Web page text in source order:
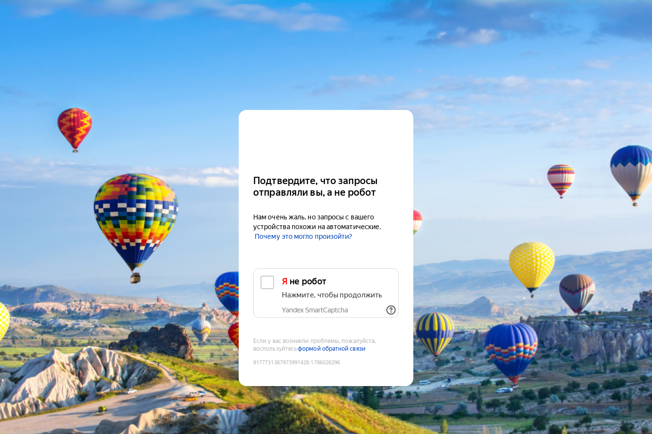
Подтвердите, что запросы
отправляли вы, а не робот
Нам очень жаль, но запросы с вашего
устройства похожи на автоматические.
Почему это могло произойти?
Я не робот
Нажмите, чтобы продолжить
Yandex SmartCaptcha
Если у вас возникли проблемы, пожалуйста,
воспользуйтесьформой обратной связи
9177731367973991428:1786026296